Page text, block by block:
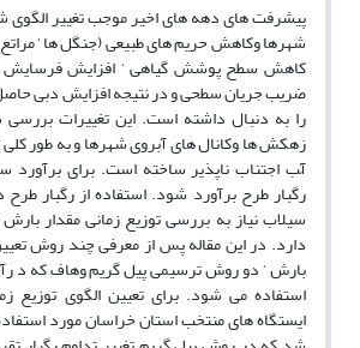
پیشرفت های دهه های اخیر موجب تغییر
شهرها وکاهش حریم های طبیعی (جنگل ها ‘
کاهش سطح پوشش گیاهی ‘ افزایش فرسایش
ضریب جریان سطحی و در نتیجه افزایش دبی
را به دنبال داشته است. این تغییرات بررسی
زهکش ها وکانال های آبروی شهرها و به طور کلی
آّب اجتناب ناپذیر ساخته است. برای برآورد
رگبار طرح برآورد شود. استفاده از رگبار
سیلاب نیاز به بررسی توزیع زمانی مقدار
دارد. در این مقاله پس از معرفی چند روش
بارش ‘ دو روش ترسیمی پیل گریم وهاف که د
استفاده می شود. برای تعیین الگوی توزیع
ایستگاه های منتخب استان خراسان مورد